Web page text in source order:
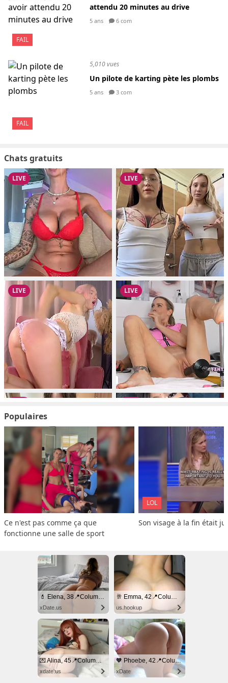
FAIL
attendu 20 minutes au drive
5 ans 6 com
FAIL
5,010 vues
Un pilote de karting pète les plombs
5 ans 3 com
Chats gratuits
Populaires
Ce n'est pas comme ça que
fonctionne une salle de sport
LOL
Son visage à la fin était